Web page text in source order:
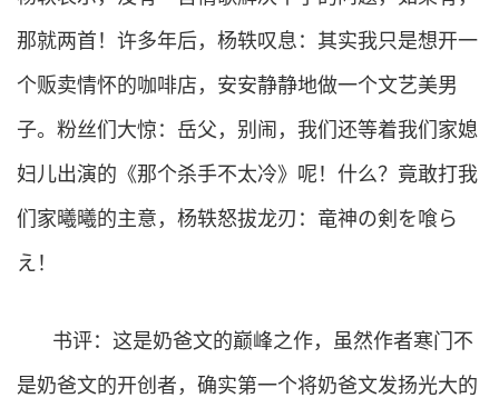
那就两首！许多年后，杨轶叹息：其实我只是想开一
个贩卖情怀的咖啡店，安安静静地做一个文艺美男
子。粉丝们大惊：岳父，别闹，我们还等着我们家媳
妇儿出演的《那个杀手不太冷》呢！什么？竟敢打我
们家曦曦的主意，杨轶怒拔龙刃：竜神の剣を喰ら
え！
书评：这是奶爸文的巅峰之作，虽然作者寒门不
是奶爸文的开创者，确实第一个将奶爸文发扬光大的